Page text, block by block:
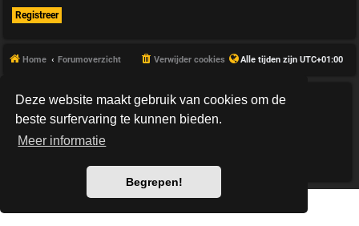
Deze website maakt gebruik van cookies om de
beste surfervaring te kunnen bieden.
Meer informatie
Begrepen!
Registreer
Home Forumoverzicht Alle tijden zijn UTC+01:00
Verwijder cookies
*HexagonReborn style byMannixMD
Style Version: 3.2.10
Powered by
Privacy|Gebruikersvoorwaarden